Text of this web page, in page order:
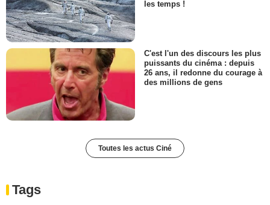
les temps !
C'est l'un des discours les plus
puissants du cinéma : depuis
26 ans, il redonne du courage à
des millions de gens
Toutes les actus Ciné
Tags